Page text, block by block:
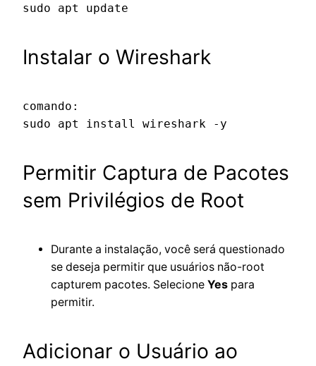
sudo apt update
Instalar o Wireshark
sudo apt install wireshark -y
Permitir Captura de Pacotes
sem Privilégios de Root
Durante a instalação, você será questionado
se deseja permitir que usuários não-root
capturem pacotes. Selecione Yes para
permitir.
Adicionar o Usuário ao